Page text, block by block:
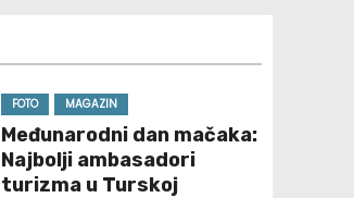
FOTO MAGAZIN
Međunarodni dan mačaka:
Najbolji ambasadori
turizma u Turskoj